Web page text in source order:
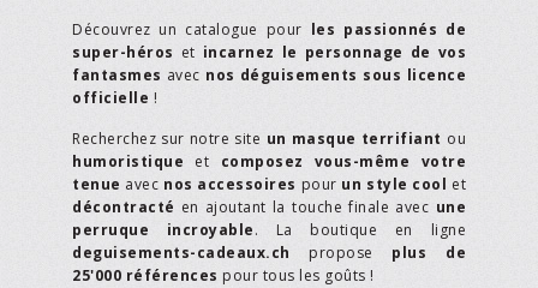
Découvrez un catalogue pour les passionnés de
super-héros et incarnez le personnage de vos
fantasmes avec nos déguisements sous licence
officielle !
Recherchez sur notre site un masque terrifiant ou
humoristique et composez vous-même votre
tenue avec nos accessoires pour un style cool et
décontracté en ajoutant la touche finale avec une
perruque incroyable. La boutique en ligne
deguisements-cadeaux.ch propose plus de
25'000 références pour tous les goûts !